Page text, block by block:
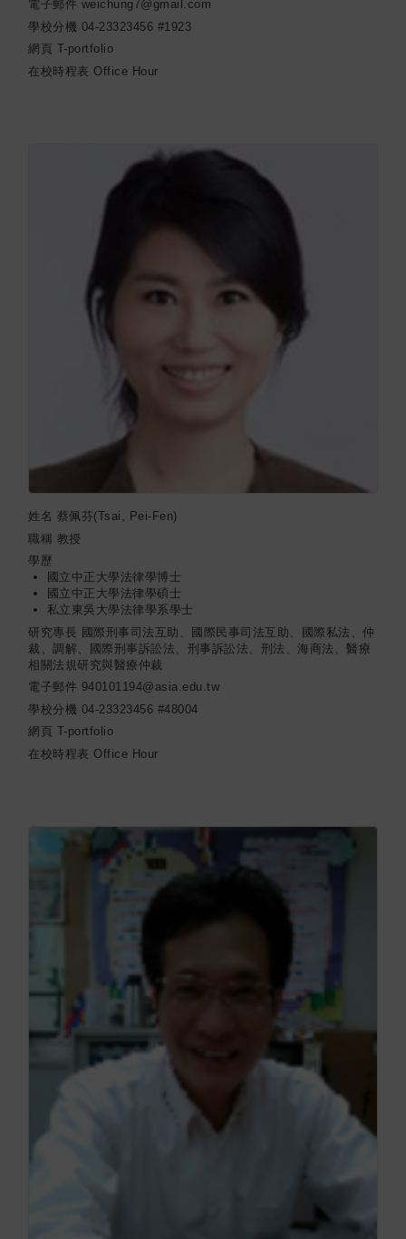
電子郵件 weichung7@gmail.com
學校分機 04-23323456 #1923
網頁 T-portfolio
在校時程表 Office Hour
姓名 蔡佩芬(Tsai, Pei-Fen)
職稱 教授
學歷
國立中正大學法律學博士
國立中正大學法律學碩士
私立東吳大學法律學系學士
研究專長 國際刑事司法互助、國際民事司法互助、國際私法、仲
裁、調解、國際刑事訴訟法、刑事訴訟法、刑法、海商法、醫療
相關法規研究與醫療仲裁
電子郵件 940101194@asia.edu.tw
學校分機 04-23323456 #48004
網頁 T-portfolio
在校時程表 Office Hour